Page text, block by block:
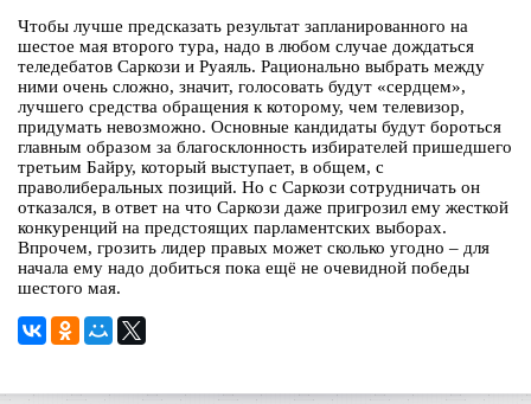
Чтобы лучше предсказать результат запланированного на
шестое мая второго тура, надо в любом случае дождаться
теледебатов Саркози и Руаяль. Рационально выбрать между
ними очень сложно, значит, голосовать будут «сердцем»,
лучшего средства обращения к которому, чем телевизор,
придумать невозможно. Основные кандидаты будут бороться
главным образом за благосклонность избирателей пришедшего
третьим Байру, который выступает, в общем, с
праволиберальных позиций. Но с Саркози сотрудничать он
отказался, в ответ на что Саркози даже пригрозил ему жесткой
конкуренций на предстоящих парламентских выборах.
Впрочем, грозить лидер правых может сколько угодно – для
начала ему надо добиться пока ещё не очевидной победы
шестого мая.